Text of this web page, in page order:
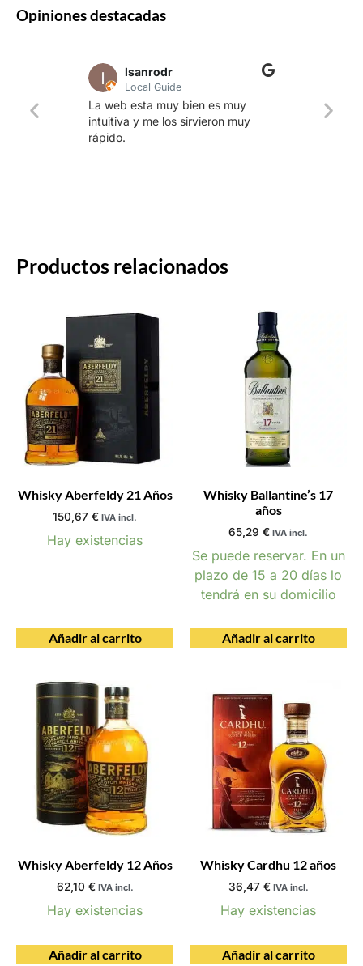
Opiniones destacadas
lsanrodr
Local Guide
La web esta muy bien es muy
intuitiva y me los sirvieron muy
rápido.
Productos relacionados
Whisky Aberfeldy 21 Años
150,67 € IVA incl.
Hay existencias
Añadir al carrito
Whisky Ballantine’s 17
años
65,29 € IVA incl.
Se puede reservar. En un
plazo de 15 a 20 días lo
tendrá en su domicilio
Añadir al carrito
Whisky Aberfeldy 12 Años
62,10 € IVA incl.
Hay existencias
Añadir al carrito
Whisky Cardhu 12 años
36,47 € IVA incl.
Hay existencias
Añadir al carrito